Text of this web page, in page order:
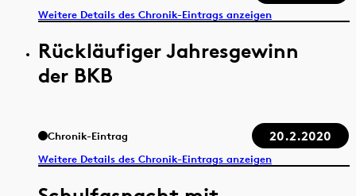
Weitere Details des Chronik-Eintrags anzeigen
Rückläufiger Jahresgewinn
der BKB
Chronik-Eintrag 20.2.2020
Weitere Details des Chronik-Eintrags anzeigen